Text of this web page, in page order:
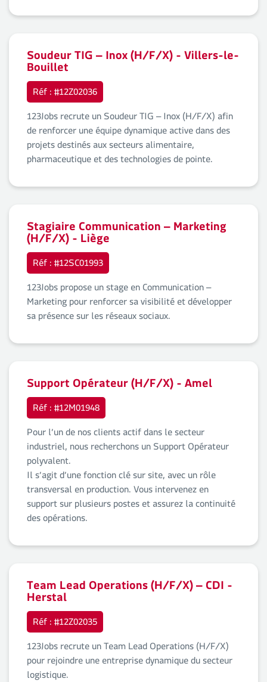
Soudeur TIG – Inox (H/F/X) - Villers-le-
Bouillet
Réf : #12Z02036
123Jobs recrute un Soudeur TIG – Inox (H/F/X) afin
de renforcer une équipe dynamique active dans des
projets destinés aux secteurs alimentaire,
pharmaceutique et des technologies de pointe.
Stagiaire Communication – Marketing
(H/F/X) - Liège
Réf : #12SC01993
123Jobs propose un stage en Communication –
Marketing pour renforcer sa visibilité et développer
sa présence sur les réseaux sociaux.
Support Opérateur (H/F/X) - Amel
Réf : #12M01948
Pour l’un de nos clients actif dans le secteur
industriel, nous recherchons un Support Opérateur
polyvalent.
Il s’agit d’une fonction clé sur site, avec un rôle
transversal en production. Vous intervenez en
support sur plusieurs postes et assurez la continuité
des opérations.
Team Lead Operations (H/F/X) – CDI -
Herstal
Réf : #12Z02035
123Jobs recrute un Team Lead Operations (H/F/X)
pour rejoindre une entreprise dynamique du secteur
logistique.